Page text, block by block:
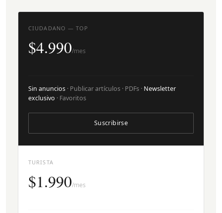
TURISTA
$1.990/mes
CIUDADANO — TOP
$4.990/mes
Sin anuncios · Publicar artículos · PDFs · Newsletter
exclusivo · Favoritos
Suscribirse